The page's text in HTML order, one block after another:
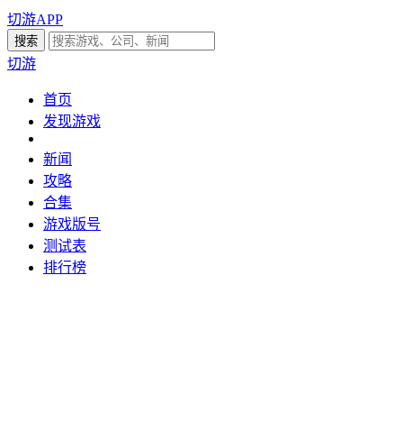
切游APP
切游
首页
发现游戏
新闻
攻略
合集
游戏版号
测试表
排行榜